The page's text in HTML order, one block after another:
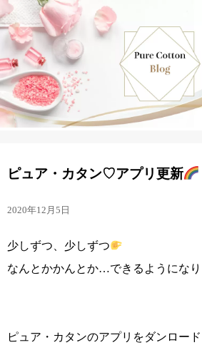
ピュア・カタン♡アプリ更新
2020年12月5日
少しずつ、少しずつ
なんとかかんとか…できるようにな
ピュア・カタンのアプリをダンロー